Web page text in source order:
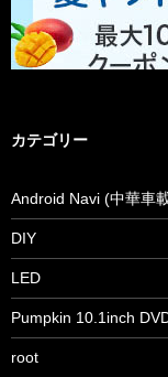
カテゴリー
Android Navi (中華車
DIY
LED
Pumpkin 10.1inch
root